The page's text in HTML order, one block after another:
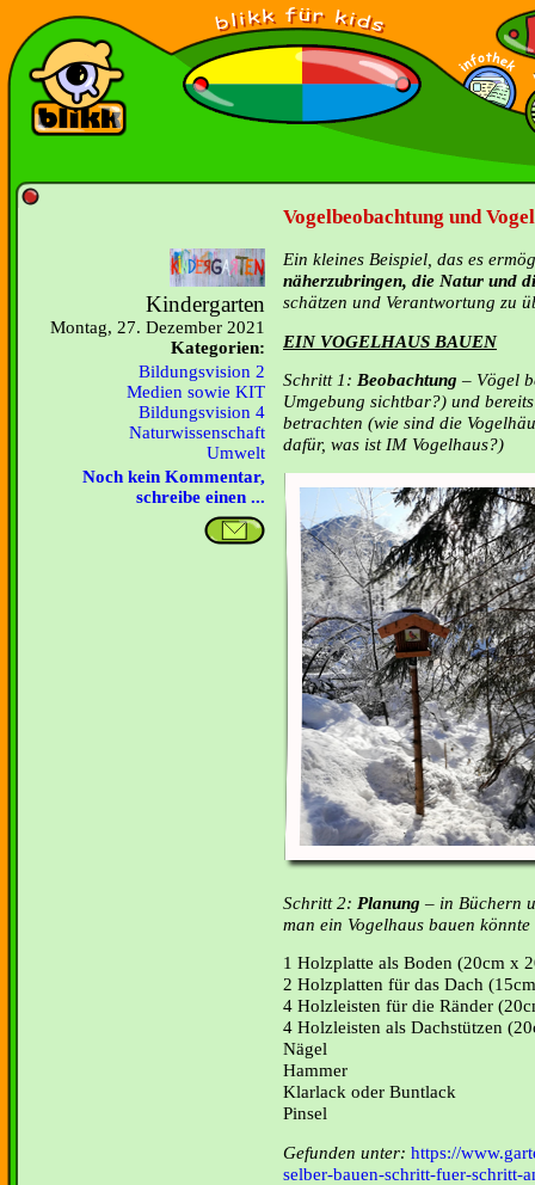
Vogelbeobachtung und
Kindergarten
Montag, 27. Dezember 2021
Kategorien:
Bildungsvision 2
Medien sowie KIT
Bildungsvision 4
Naturwissenschaft
Umwelt
Noch kein Kommentar,
schreibe einen ...
Ein kleines Beispiel, das es
näherzubringen, die Natur und
schätzen und Verantwortung zu
EIN VOGELHAUS BAUEN
Schritt 1: Beobachtung – Vögel
Umgebung sichtbar?) und
betrachten (wie sind die
dafür, was ist IM Vogelhaus?)
Schritt 2: Planung – in Büchern
man ein Vogelhaus bauen könnte
1 Holzplatte als Boden (20cm x
2 Holzplatten für das Dach
4 Holzleisten für die Ränder
4 Holzleisten als Dachstützen
Nägel
Hammer
Klarlack oder Buntlack
Pinsel
Gefunden unter: https://
selber-bauen-schritt-fuer-schritt-